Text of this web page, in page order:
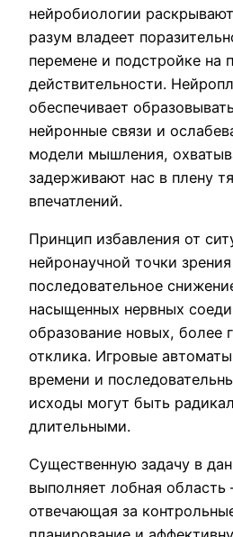
нейробиологии
разум владеет
перемене и подстройке на
действительности.
обеспечивает
нейронные связи и
модели мышления,
задерживают нас в плену
впечатлений.
Принцип избавления от
нейронаучной точки
последовательное
насыщенных нервных
образование новых, более
отклика. Игровые
времени и
исходы могут быть
длительными.
Существенную задачу в
выполняет лобная область
отвечающая за